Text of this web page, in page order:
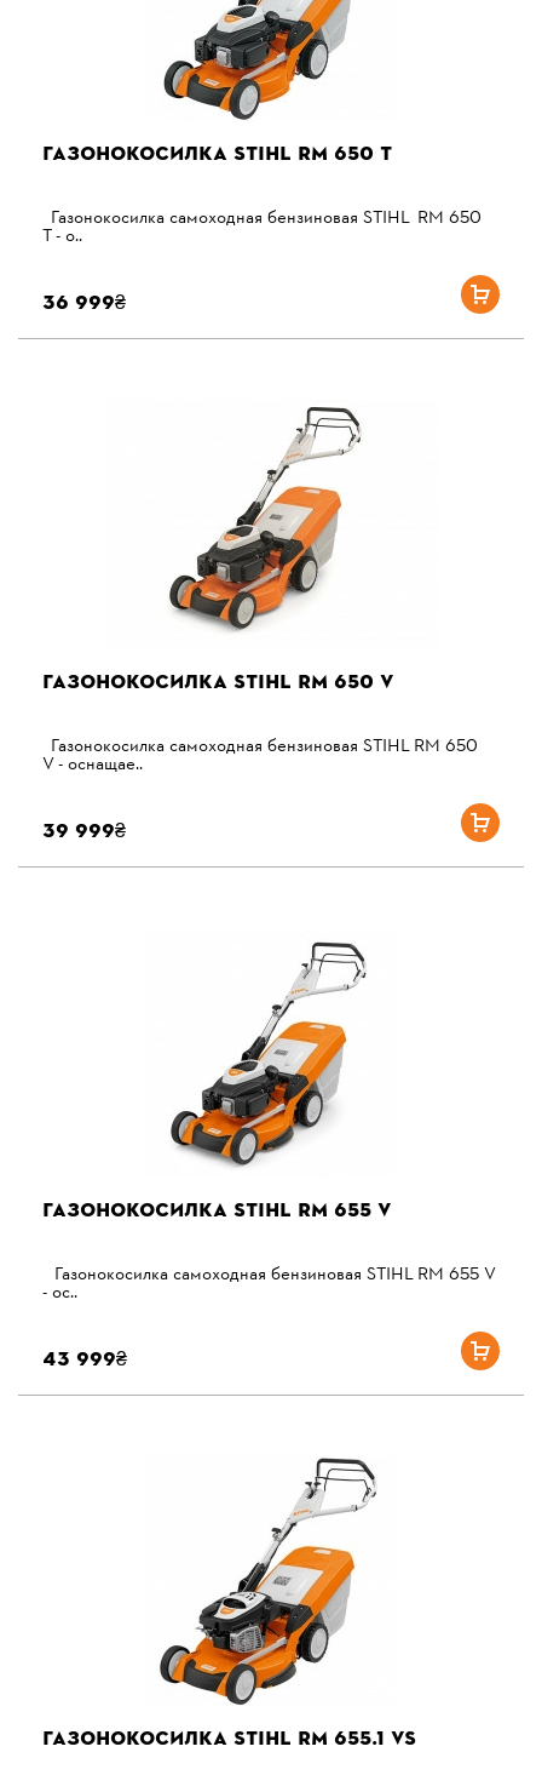
ГАЗОНОКОСИЛКА STIHL RM 650 T
Газонокосилка самоходная бензиновая STIHL RM 650
T - о..
36 999₴
ГАЗОНОКОСИЛКА STIHL RM 650 V
Газонокосилка самоходная бензиновая STIHL RM 650
V - оснащае..
39 999₴
ГАЗОНОКОСИЛКА STIHL RM 655 V
Газонокосилка самоходная бензиновая STIHL RM 655 V
- ос..
43 999₴
ГАЗОНОКОСИЛКА STIHL RM 655.1 VS